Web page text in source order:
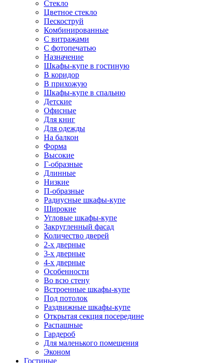
Стекло
Цветное стекло
Пескоструй
Комбинированные
С витражами
С фотопечатью
Назначение
Шкафы-купе в гостиную
В коридор
В прихожую
Шкафы-купе в спальню
Детские
Офисные
Для книг
Для одежды
На балкон
Форма
Высокие
Г-образные
Длинные
Низкие
П-образные
Радиусные шкафы-купе
Широкие
Угловые шкафы-купе
Закругленный фасад
Количество дверей
2-х дверные
3-х дверные
4-х дверные
Особенности
Во всю стену
Встроенные шкафы-купе
Под потолок
Раздвижные шкафы-купе
Открытая секция посередине
Распашные
Гардероб
Для маленького помещения
Эконом
Гостиные